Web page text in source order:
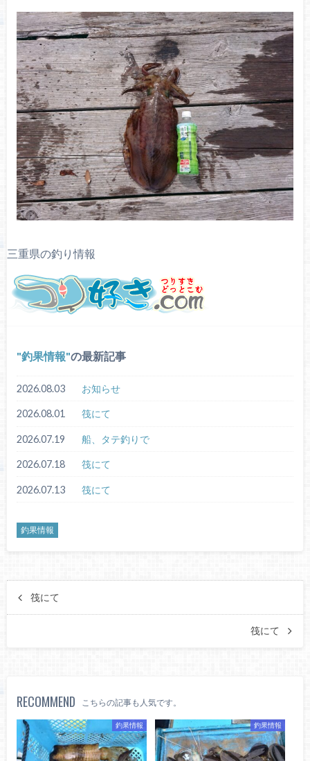
三重県の釣り情報
釣果情報 の最新記事
2026.08.03 お知らせ
2026.08.01 筏にて
2026.07.19 船、タテ釣りで
2026.07.18 筏にて
2026.07.13 筏にて
釣果情報
筏にて
筏にて
RECOMMEND こちらの記事も人気です。
釣果情報 釣果情報